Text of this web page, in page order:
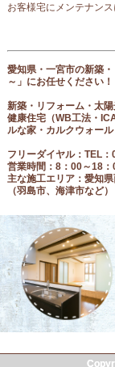
お客様宅にメンテナン
愛知県・一宮市の新築
～」にお任せください！
新築・リフォーム・太
健康住宅（WB工法・
ルな家・カルクウォー
フリーダイヤル： TEL：
営業時間：8：00～18：
主な施工エリア：愛知
（羽島市、海津市など）